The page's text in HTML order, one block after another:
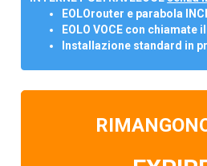
EOLOrouter e parabola
EOLO VOCE con chiamate
Installazione standard in